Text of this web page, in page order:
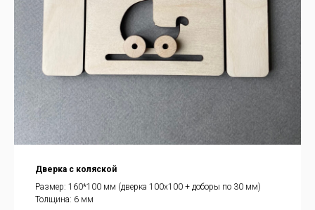
Дверка с коляской
Размер: 160*100 мм (дверка 100х100 + доборы по 30 мм)
Толщина: 6 мм